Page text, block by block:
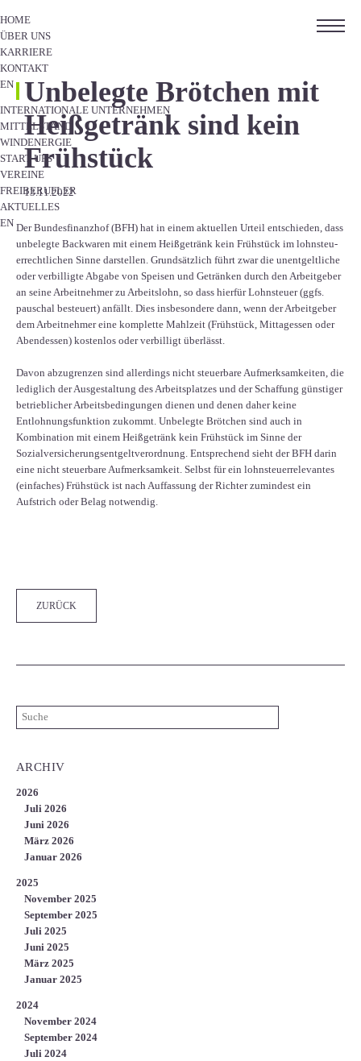
HOME
ÜBER UNS
KARRIERE
KONTAKT
EN
INTERNATIONALE UNTERNEHMEN
MITTELSTAND
WINDENERGIE
START-UPS
VEREINE
FREIBERUFLER
AKTUELLES
EN
Unbelegte Brötchen mit
Heißgetränk sind kein
Frühstück
13.11.2022
Der Bundesfinanzhof (BFH) hat in einem aktuellen Urteil entschieden, dass
unbe­legte Back­wa­ren mit einem Heiß­ge­tränk kein Früh­s­tück im lohn­steu­
er­recht­li­chen Sinne darstellen. Grundsätzlich führt zwar die unentgeltliche
oder verbilligte Abgabe von Speisen und Getränken durch den Arbeitgeber
an seine Arbeitnehmer zu Arbeitslohn, so dass hierfür Lohnsteuer (ggfs.
pauschal besteuert) anfällt. Dies insbesondere dann, wenn der Arbeitgeber
dem Arbeitnehmer eine komplette Mahlzeit (Frühstück, Mittagessen oder
Abendessen) kostenlos oder verbilligt überlässt.
Davon abzugrenzen sind allerdings nicht steuerbare Aufmerksamkeiten, die
lediglich der Ausgestaltung des Arbeitsplatzes und der Schaffung günstiger
betrieblicher Arbeitsbedingungen dienen und denen daher keine
Entlohnungsfunktion zukommt. Unbelegte Brötchen sind auch in
Kombination mit einem Heißgetränk kein Frühstück im Sinne der
Sozialversicherungsentgeltverordnung. Ent­sp­re­chend sieht der BFH darin
eine nicht steu­er­bare Auf­merk­sam­keit. Selbst für ein lohnsteuerrelevantes
(ein­fa­ches) Früh­s­tück ist nach Auffassung der Richter zumindest ein
Aufstrich oder Belag notwendig.
ZURÜCK
ARCHIV
2026
Juli 2026
Juni 2026
März 2026
Januar 2026
2025
November 2025
September 2025
Juli 2025
Juni 2025
März 2025
Januar 2025
2024
November 2024
September 2024
Juli 2024